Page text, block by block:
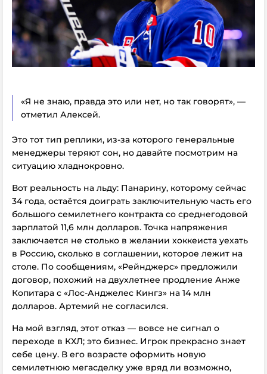
«Я не знаю, правда это или нет, но так говорят», —
отметил Алексей.
Это тот тип реплики, из-за которого генеральные
менеджеры теряют сон, но давайте посмотрим на
ситуацию хладнокровно.
Вот реальность на льду: Панарину, которому сейчас
34 года, остаётся доиграть заключительную часть его
большого семилетнего контракта со среднегодовой
зарплатой 11,6 млн долларов. Точка напряжения
заключается не столько в желании хоккеиста уехать
в Россию, сколько в соглашении, которое лежит на
столе. По сообщениям, «Рейнджерс» предложили
договор, похожий на двухлетнее продление Анже
Копитара с «Лос-Анджелес Кингз» на 14 млн
долларов. Артемий не согласился.
На мой взгляд, этот отказ — вовсе не сигнал о
переходе в КХЛ; это бизнес. Игрок прекрасно знает
себе цену. В его возрасте оформить новую
семилетнюю мегасделку уже вряд ли возможно,